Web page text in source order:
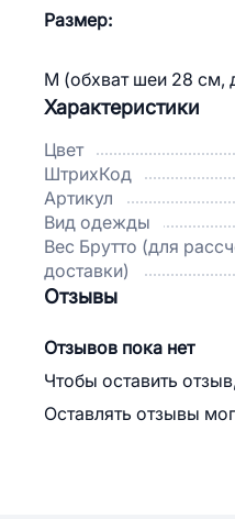
Размер:
M (обхват шеи 28 см,
Характеристики
Цвет
ШтрихКод
Артикул
Вид одежды
Вес Брутто (для
доставки)
Отзывы
Отзывов пока нет
Чтобы оставить
Оставлять отзывы